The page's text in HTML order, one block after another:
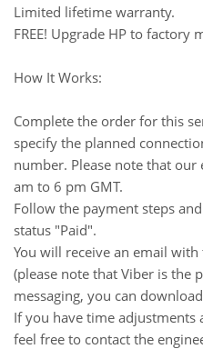
Limited lifetime warranty.
FREE! Upgrade HP to factory
How It Works:
Complete the order for this
specify the planned
number. Please note that
am to 6 pm GMT.
Follow the payment steps
status "Paid".
You will receive an email
(please note that Viber is the
messaging, you can
If you have time adjustments
feel free to contact the